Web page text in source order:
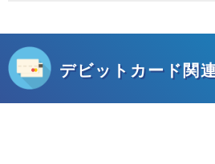
デビットカード関